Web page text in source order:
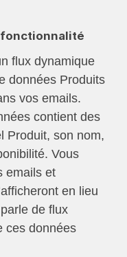
fonctionnalité
flux dynamique
données Produits
vos emails.
contient des
Produit, son nom,
Vous
emails et
en lieu
de flux
ces données